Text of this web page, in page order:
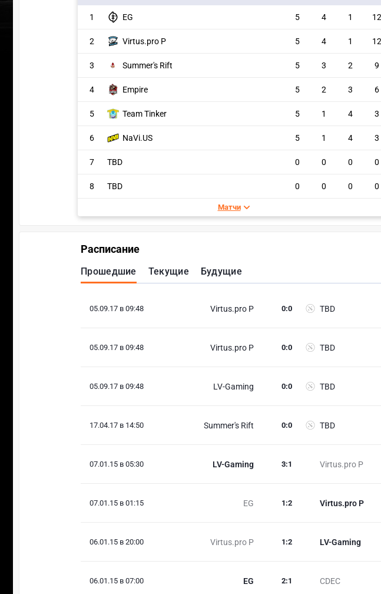
1 EG 5 4 1 12
2 Virtus.pro P 5 4 1 12
3 Summer's Rift 5 3 2 9
4 Empire 5 2 3 6
5 Team Tinker 5 1 4 3
6 NaVi.US 5 1 4 3
7 TBD 0 0 0 0
8 TBD 0 0 0 0
Матчи
Расписание
Прошедшие Текущие Будущие
05.09.17 в 09:48 Virtus.pro P TBD
0:0
05.09.17 в 09:48 Virtus.pro P TBD
0:0
05.09.17 в 09:48 LV-Gaming TBD
0:0
17.04.17 в 14:50 Summer's Rift TBD
0:0
07.01.15 в 05:30 LV-Gaming Virtus.pro P
3:1
07.01.15 в 01:15 EG Virtus.pro P
1 :2
06.01.15 в 20:00 Virtus.pro P LV-Gaming
1 :2
06.01.15 в 07:00 EG CDEC
2:1